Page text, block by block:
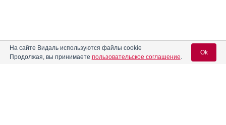
На сайте Видаль используются файлы cookie
Продолжая, вы принимаете пользовательское соглашение.
Ok